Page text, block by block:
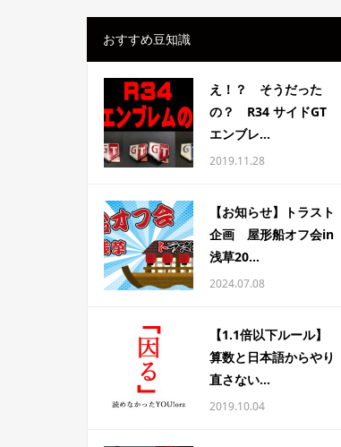
おすすめ豆知識
え！？ そうだった
の？ R34 サイドGT
エンブレ...
2019.11.28
【お知らせ】トラスト
企画 屋形船オフ会in
浅草20...
2024.07.08
【1.1倍以下ルール】
算数と日本語からやり
直さない...
2019.10.04